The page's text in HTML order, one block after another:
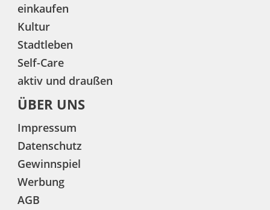
einkaufen
Kultur
Stadtleben
Self-Care
aktiv und draußen
ÜBER UNS
Impressum
Datenschutz
Gewinnspiel
Werbung
AGB